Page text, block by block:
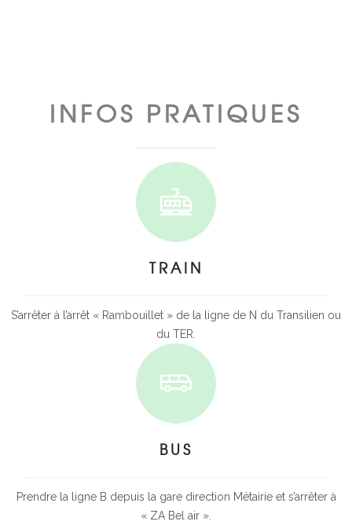
INFOS PRATIQUES
TRAIN
S’arrêter à l’arrêt « Rambouillet » de la ligne de N du Transilien ou
du TER.
BUS
Prendre la ligne B depuis la gare direction Métairie et s’arrêter à
« ZA Bel air ».